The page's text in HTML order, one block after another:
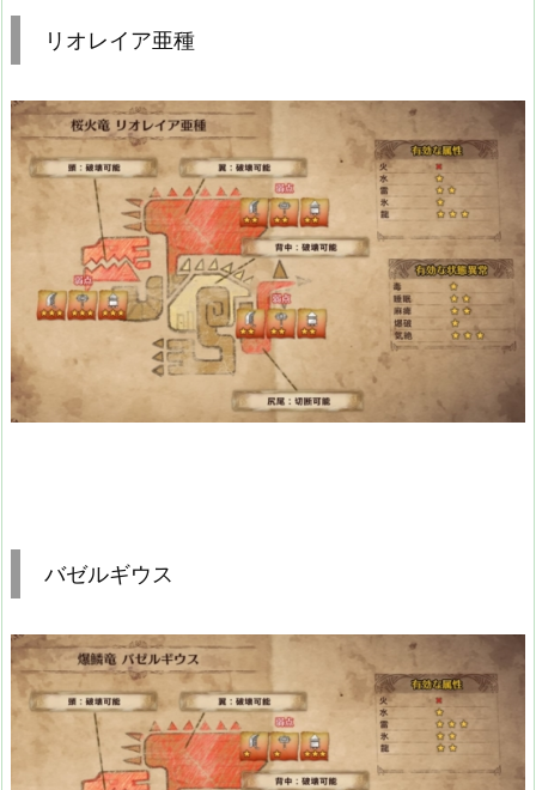
リオレイア亜種
バゼルギウス